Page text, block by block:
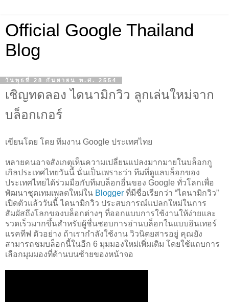
Official Google Thailand
Blog
วันพุธที่ 28 กันยายน พ.ศ. 2554
เชิญทดลอง ไดนามิกวิว ลูกเล่นใหม่จาก
บล็อกเกอร์
เขียนโดย โดย ทีมงาน Google ประเทศไทย
หลายคนอาจสังเกตุเห็นความเปลี่ยนแปลงมากมายในบล็อกกู
เกิลประเทศไทยวันนี้ นั่นเป็นเพราะว่า ทีมที่ดูแลบล็อกของ
ประเทศไทยได้ร่วมมือกับทีมบล็อกอื่นของ Google ทั่วโลกเพื่อ
พัฒนาชุดเทมเพลตใหม่ใน Blogger ที่มีชื่อเรียกว่า “ไดนามิกวิว”
เปิดตัวแล้ววันนี้ ไดนามิกวิว ประสบการณ์แปลกใหม่ในการ
สัมผัสถึงโลกของบล็อกต่างๆ ที่ออกแบบการใช้งานให้ง่ายและ
รวดเร็วมากขึ้นสำหรับผู้ชื่นชอบการอ่านบล็อกในแบบอินเทอร์
แรคทีฟ ตัวอย่าง ถ้าเรากำลังใช้งาน วิวนิตยสารอยู่ คุณยัง
สามารถชมบล็อกนี้ในอีก 6 มุมมองใหม่เพิ่มเติม โดยใช้แถบการ
เลือกมุมมองที่ด้านบนซ้ายของหน้าจอ